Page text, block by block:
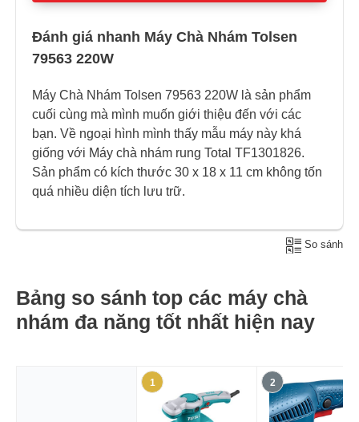
Đánh giá nhanh Máy Chà Nhám Tolsen
79563 220W
Máy Chà Nhám Tolsen 79563 220W là sản phẩm
cuối cùng mà mình muốn giới thiệu đến với các
bạn. Về ngoại hình mình thấy mẫu máy này khá
giống với Máy chà nhám rung Total TF1301826.
Sản phẩm có kích thước 30 x 18 x 11 cm không tốn
quá nhiều diện tích lưu trữ.
So sánh
Bảng so sánh top các máy chà
nhám đa năng tốt nhất hiện nay
1 2